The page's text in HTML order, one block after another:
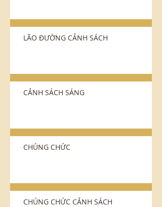
LÃO ÐƯỜNG CẢNH SÁCH
CẢNH SÁCH SÁNG
CHÚNG CHỨC
CHÚNG CHỨC CẢNH SÁCH